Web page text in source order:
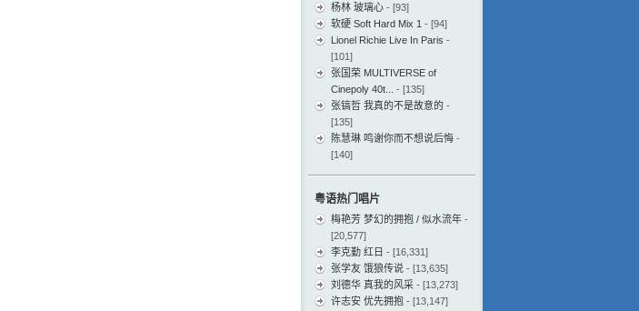
杨林 玻璃心 - [93]
软硬 Soft Hard Mix 1 - [94]
Lionel Richie Live In Paris -
[101]
张国荣 MULTIVERSE of
Cinepoly 40t...
- [135]
张镐哲 我真的不是故意的 -
[135]
陈慧琳 鸣谢你而不想说后悔 -
[140]
粤语热门唱片
梅艳芳 梦幻的拥抱 / 似水流年 -
[20,577]
李克勤 红日 - [16,331]
张学友 饿狼传说 - [13,635]
刘德华 真我的风采 - [13,273]
许志安 优先拥抱 - [13,147]